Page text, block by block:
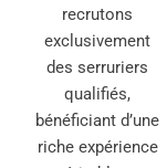
recrutons
exclusivement
des serruriers
qualifiés,
bénéficiant d’une
riche expérience